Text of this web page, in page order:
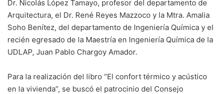
Dr. Nicolás López Tamayo, profesor del departamento de
Arquitectura, el Dr. René Reyes Mazzoco y la Mtra. Amalia
Soho Benítez, del departamento de Ingeniería Química y el
recién egresado de la Maestría en Ingeniería Química de la
UDLAP, Juan Pablo Chargoy Amador.
Para la realización del libro “El confort térmico y acústico
en la vivienda”, se buscó el patrocinio del Consejo